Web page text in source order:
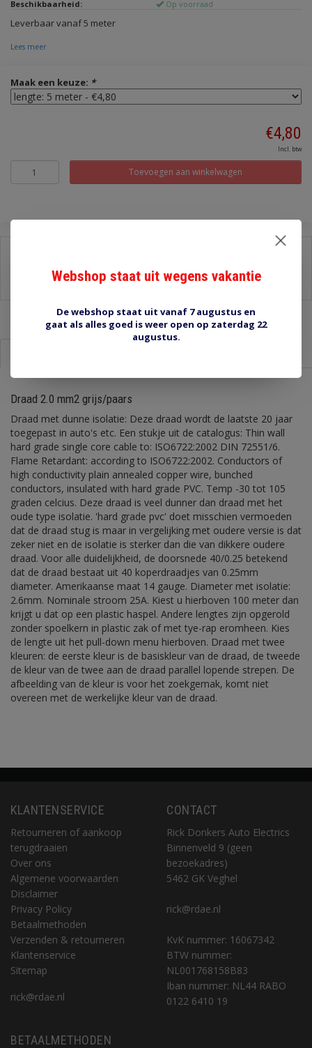
Beschikbaarheid:
Op voorraad
Leverbaar vanaf 5 meter
Lees meer
Maak een keuze: *
€4,80
Incl. btw
Toevoegen aan winkelwagen
Stel een vraag over dit product
Afdrukken
Draad 2.0 mm2 grijs/paars
Draad met dunne isolatie: Deze draad wordt de laatste 20 jaar
toegepast in auto's etc. Een stukje uit de catalogus: Thin wall
hard grade single core cable to: ISO6722:2002 DIN 72551/6.
Flame Retardant: according to ISO6722:2002. Conductors of
high conductivity plain annealed copper wire, bunched
conductors, insulated with hard grade PVC. Temp -30 tot 105
graden celcius. Deze draad is veel dunner dan draad met het
oude type isolatie. 'hard grade pvc' doet misschien vermoeden
dat de draad stug is maar in vergelijking met oudere versie is dat
zeker niet en de isolatie is sterker dan die van dikkere oudere
draad. Voor alle duidelijkheid, de doorsnede 40/0.25 betekend
dat de draad bestaat uit 40 koperdraadjes van 0.25mm
diameter. Amerikaanse maat 14 gauge. Diameter met isolatie:
2.6mm. Nominale stroom 25A. Kiest u hierboven 100 meter dan
krijgt u dat op een plastic haspel. Andere lengtes zijn opgerold
zonder spoelkern in plastic zak of met tye-rap eromheen. Kies
de lengte uit het pull-down menu hierboven. Draad met twee
kleuren: de eerste kleur is de basiskleur van de draad, de tweede
de kleur van de twee aan de draad parallel lopende strepen. De
afbeelding van de kleur is voor het zoekgemak, komt niet
overeen met de werkelijke kleur van de draad.
KLANTENSERVICE
Retourneren of aankoop
terugdraaien
Over ons
Algemene voorwaarden
Disclaimer
Privacy Policy
Betaalmethoden
Verzenden & retourneren
Klantenservice
Sitemap
rick@rdae.nl
CONTACT
Rick Donkers Auto Electrics
Binnenveld 9 (geen
bezoekadres)
5462 GK Veghel
rick@rdae.nl
KvK nummer: 16067342
BTW nummer:
NL001768158B83
Iban nummer: NL44 RABO
0122 6410 19
BETAALMETHODEN
Webshop staat uit wegens vakantie
De webshop staat uit vanaf 7 augustus en
gaat als alles goed is weer open op zaterdag 22
augustus.